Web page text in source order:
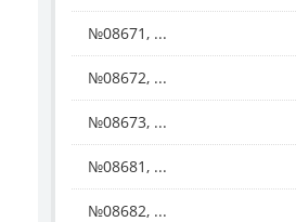
№08671, ...
№08672, ...
№08673, ...
№08681, ...
№08682, ...